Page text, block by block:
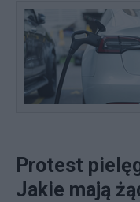
Protest
Jakie mają